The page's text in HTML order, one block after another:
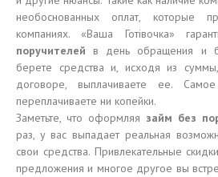
необоснованных оплат, которые
компаниях. «Ваша Готівочка»
поручителей в день обращения и
берете средства и, исходя из
договоре, выплачиваете ее.
переплачиваете ни копейки.
Заметьте, что оформляя займ без
раз, у вас выпадает реальная
свои средства. Привлекательные
предложения и многое другое вы